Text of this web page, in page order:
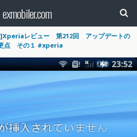
exmobiler.com
レビュー 第212回 アップデートの
点 その１ #xperia